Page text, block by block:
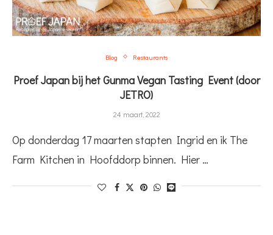
Blog Restaurants
Proef Japan bij het Gunma Vegan Tasting Event (door
JETRO)
24 maart, 2022
Op donderdag 17 maarten stapten Ingrid en ik The
Farm Kitchen in Hoofddorp binnen. Hier …